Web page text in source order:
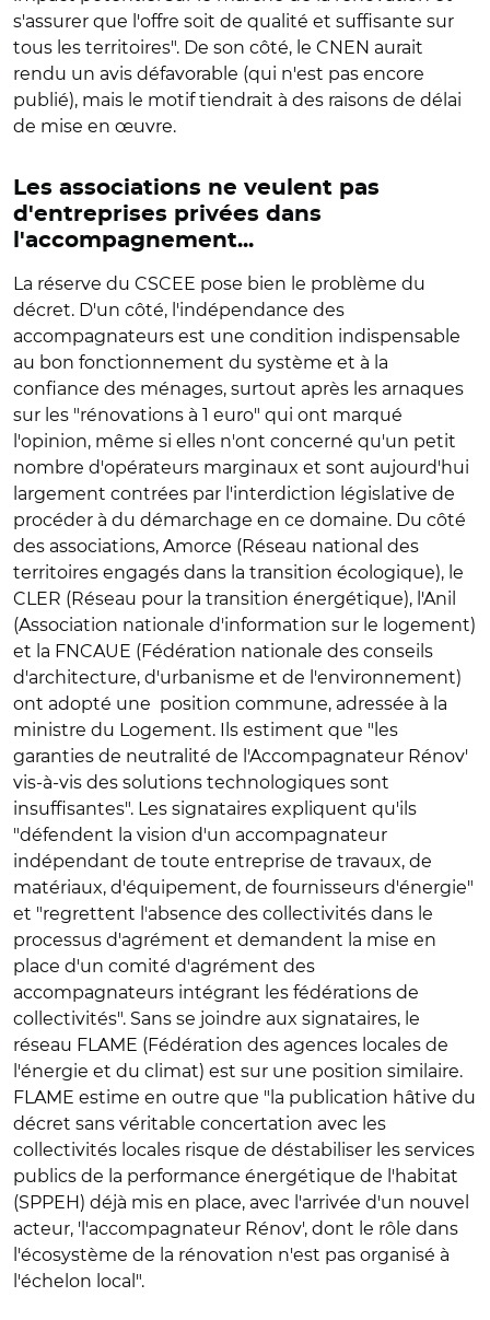
s'assurer que l'offre soit de qualité et suffisante sur
tous les territoires". De son côté, le CNEN aurait
rendu un avis défavorable (qui n'est pas encore
publié), mais le motif tiendrait à des raisons de délai
de mise en œuvre.
Les associations ne veulent pas
d'entreprises privées dans
l'accompagnement...
La réserve du CSCEE pose bien le problème du
décret. D'un côté, l'indépendance des
accompagnateurs est une condition indispensable
au bon fonctionnement du système et à la
confiance des ménages, surtout après les arnaques
sur les "rénovations à 1 euro" qui ont marqué
l'opinion, même si elles n'ont concerné qu'un petit
nombre d'opérateurs marginaux et sont aujourd'hui
largement contrées par l'interdiction législative de
procéder à du démarchage en ce domaine. Du côté
des associations, Amorce (Réseau national des
territoires engagés dans la transition écologique), le
CLER (Réseau pour la transition énergétique), l'Anil
(Association nationale d'information sur le logement)
et la FNCAUE (Fédération nationale des conseils
d'architecture, d'urbanisme et de l'environnement)
ont adopté une position commune, adressée à la
ministre du Logement. Ils estiment que "les
garanties de neutralité de l'Accompagnateur Rénov'
vis-à-vis des solutions technologiques sont
insuffisantes". Les signataires expliquent qu'ils
"défendent la vision d'un accompagnateur
indépendant de toute entreprise de travaux, de
matériaux, d'équipement, de fournisseurs d'énergie"
et "regrettent l'absence des collectivités dans le
processus d'agrément et demandent la mise en
place d'un comité d'agrément des
accompagnateurs intégrant les fédérations de
collectivités". Sans se joindre aux signataires, le
réseau FLAME (Fédération des agences locales de
l'énergie et du climat) est sur une position similaire.
FLAME estime en outre que "la publication hâtive du
décret sans véritable concertation avec les
collectivités locales risque de déstabiliser les services
publics de la performance énergétique de l'habitat
(SPPEH) déjà mis en place, avec l'arrivée d'un nouvel
acteur, 'l'accompagnateur Rénov', dont le rôle dans
l'écosystème de la rénovation n'est pas organisé à
l'échelon local".